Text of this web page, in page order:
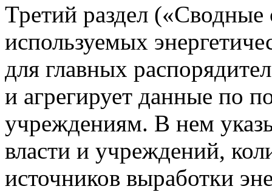
Третий раздел («Сводные
используемых
для главных
и агрегирует данные по
учреждениям. В нем
власти и учреждений,
источников выработки